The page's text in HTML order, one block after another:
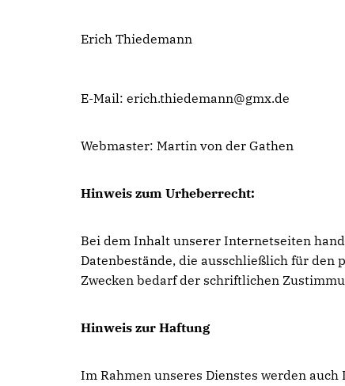
Erich Thiedemann
E-Mail: erich.thiedemann@gmx.de
Webmaster: Martin von der Gathen
Hinweis zum Urheberrecht:
Bei dem Inhalt unserer Internetseiten
Datenbestände, die ausschließlich für den
Zwecken bedarf der schriftlichen
Hinweis zur Haftung
Im Rahmen unseres Dienstes werden